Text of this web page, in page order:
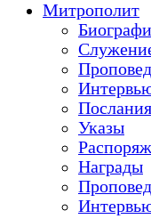
Митрополит
Указы
Награды